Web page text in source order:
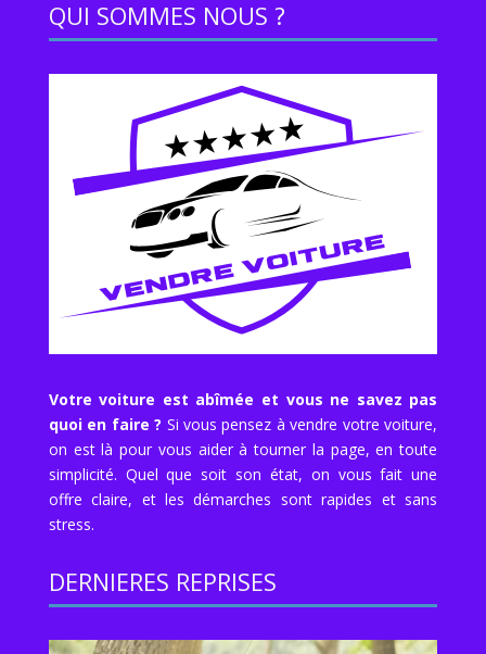
QUI SOMMES NOUS ?
Votre voiture est abîmée et vous ne savez pas
quoi en faire ? Si vous pensez à vendre votre voiture,
on est là pour vous aider à tourner la page, en toute
simplicité. Quel que soit son état, on vous fait une
offre claire, et les démarches sont rapides et sans
stress.
DERNIERES REPRISES